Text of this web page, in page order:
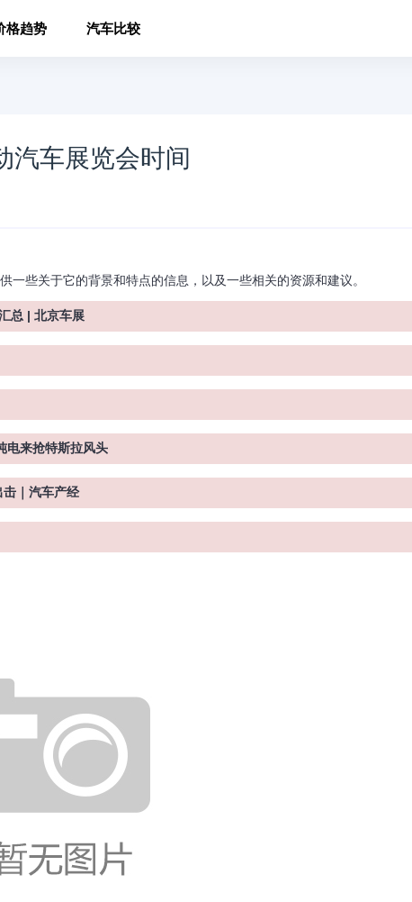
格趋势 汽车比较
汽车展览会时间
些关于它的背景和特点的信息，以及一些相关的资源和建议。
总 | 北京车展
电来抢特斯拉风头
｜汽车产经